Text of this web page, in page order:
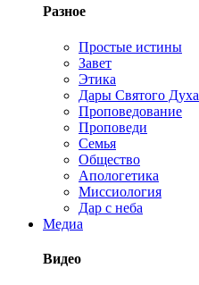
Разное
Простые истины
Завет
Этика
Дары Святого Духа
Проповедование
Проповеди
Семья
Общество
Апологетика
Миссиология
Дар с неба
Медиа
Видео